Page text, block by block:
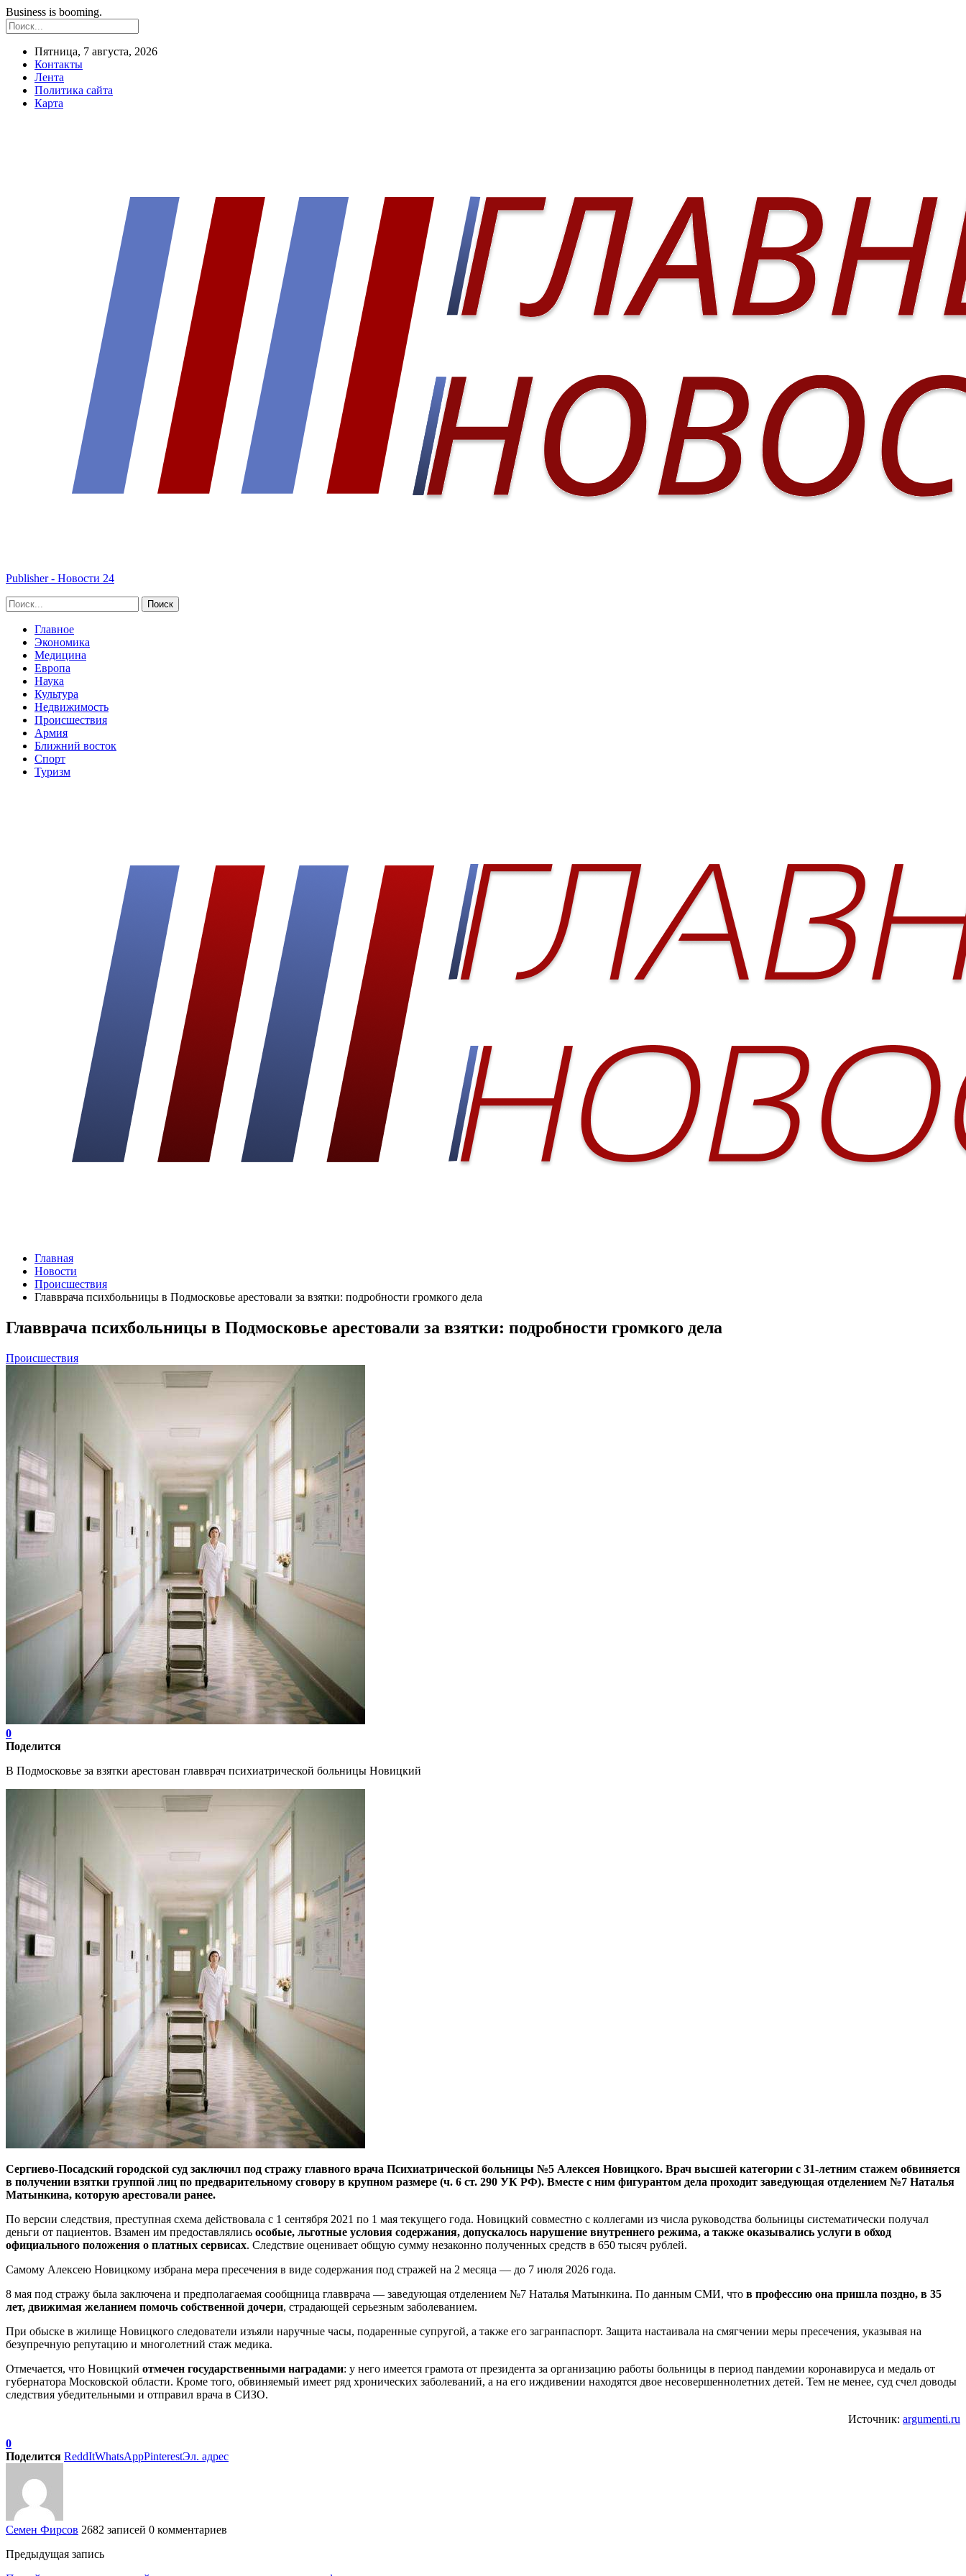
Business is booming.
Пятница, 7 августа, 2026
Контакты
Лента
Политика сайта
Карта
Publisher - Новости 24
Главное
Экономика
Медицина
Европа
Наука
Культура
Недвижимость
Происшествия
Армия
Ближний восток
Спорт
Туризм
Главная
Новости
Происшествия
Главврача психбольницы в Подмосковье арестовали за взятки: подробности громкого дела
Главврача психбольницы в Подмосковье арестовали за взятки: подробности громкого дела
Происшествия
0
Поделится
В Подмосковье за взятки арестован главврач психиатрической больницы Новицкий
Сергиево-Посадский городской суд заключил под стражу главного врача Психиатрической больницы №5 Алексея Новицкого. Врач высшей категории с 31-летним стажем обвиняется
в получении взятки группой лиц по предварительному сговору в крупном размере (ч. 6 ст. 290 УК РФ). Вместе с ним фигурантом дела проходит заведующая отделением №7 Наталья
Матынкина, которую арестовали ранее.
По версии следствия, преступная схема действовала с 1 сентября 2021 по 1 мая текущего года. Новицкий совместно с коллегами из числа руководства больницы систематически получал
деньги от пациентов. Взамен им предоставлялись особые, льготные условия содержания, допускалось нарушение внутреннего режима, а также оказывались услуги в обход
официального положения о платных сервисах. Следствие оценивает общую сумму незаконно полученных средств в 650 тысяч рублей.
Самому Алексею Новицкому избрана мера пресечения в виде содержания под стражей на 2 месяца — до 7 июля 2026 года.
8 мая под стражу была заключена и предполагаемая сообщница главврача — заведующая отделением №7 Наталья Матынкина. По данным СМИ, что в профессию она пришла поздно, в 35
лет, движимая желанием помочь собственной дочери, страдающей серьезным заболеванием.
При обыске в жилище Новицкого следователи изъяли наручные часы, подаренные супругой, а также его загранпаспорт. Защита настаивала на смягчении меры пресечения, указывая на
безупречную репутацию и многолетний стаж медика.
Отмечается, что Новицкий отмечен государственными наградами: у него имеется грамота от президента за организацию работы больницы в период пандемии коронавируса и медаль от
губернатора Московской области. Кроме того, обвиняемый имеет ряд хронических заболеваний, а на его иждивении находятся двое несовершеннолетних детей. Тем не менее, суд счел доводы
следствия убедительными и отправил врача в СИЗО.
Источник: argumenti.ru
0
Поделится ReddItWhatsAppPinterestЭл. адрес
Семен Фирсов 2682 записей 0 комментариев
Предыдущая запись